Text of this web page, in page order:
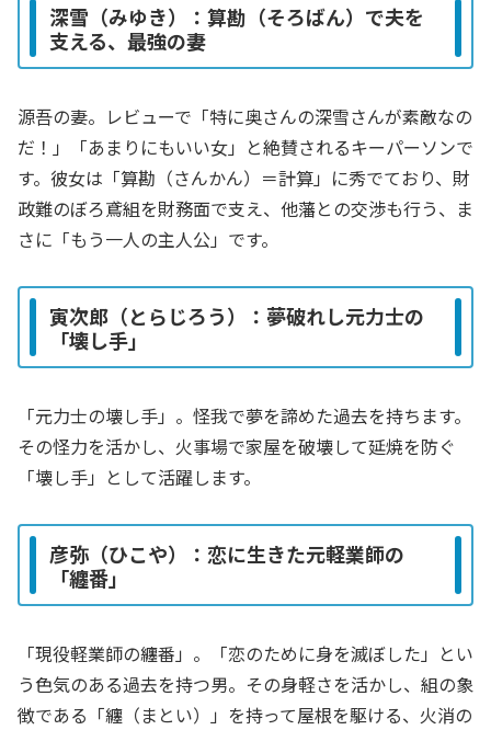
深雪（みゆき）：算勘（そろばん）で夫を
支える、最強の妻
源吾の妻。レビューで「特に奥さんの深雪さんが素敵なの
だ！」「あまりにもいい女」と絶賛されるキーパーソンで
す。彼女は「算勘（さんかん）＝計算」に秀でており、財
政難のぼろ鳶組を財務面で支え、他藩との交渉も行う、ま
さに「もう一人の主人公」です。
寅次郎（とらじろう）：夢破れし元力士の
「壊し手」
「元力士の壊し手」。怪我で夢を諦めた過去を持ちます。
その怪力を活かし、火事場で家屋を破壊して延焼を防ぐ
「壊し手」として活躍します。
彦弥（ひこや）：恋に生きた元軽業師の
「纏番」
「現役軽業師の纏番」。「恋のために身を滅ぼした」とい
う色気のある過去を持つ男。その身軽さを活かし、組の象
徴である「纏（まとい）」を持って屋根を駆ける、火消の